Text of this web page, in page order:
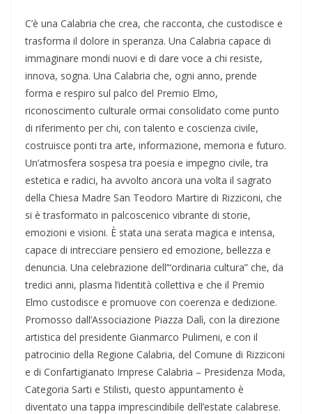
C’è una Calabria che crea, che racconta, che custodisce e
trasforma il dolore in speranza. Una Calabria capace di
immaginare mondi nuovi e di dare voce a chi resiste,
innova, sogna. Una Calabria che, ogni anno, prende
forma e respiro sul palco del Premio Elmo,
riconoscimento culturale ormai consolidato come punto
di riferimento per chi, con talento e coscienza civile,
costruisce ponti tra arte, informazione, memoria e futuro.
Un’atmosfera sospesa tra poesia e impegno civile, tra
estetica e radici, ha avvolto ancora una volta il sagrato
della Chiesa Madre San Teodoro Martire di Rizziconi, che
si è trasformato in palcoscenico vibrante di storie,
emozioni e visioni. È stata una serata magica e intensa,
capace di intrecciare pensiero ed emozione, bellezza e
denuncia. Una celebrazione dell’“ordinaria cultura” che, da
tredici anni, plasma l’identità collettiva e che il Premio
Elmo custodisce e promuove con coerenza e dedizione.
Promosso dall’Associazione Piazza Dalì, con la direzione
artistica del presidente Gianmarco Pulimeni, e con il
patrocinio della Regione Calabria, del Comune di Rizziconi
e di Confartigianato Imprese Calabria – Presidenza Moda,
Categoria Sarti e Stilisti, questo appuntamento è
diventato una tappa imprescindibile dell’estate calabrese.